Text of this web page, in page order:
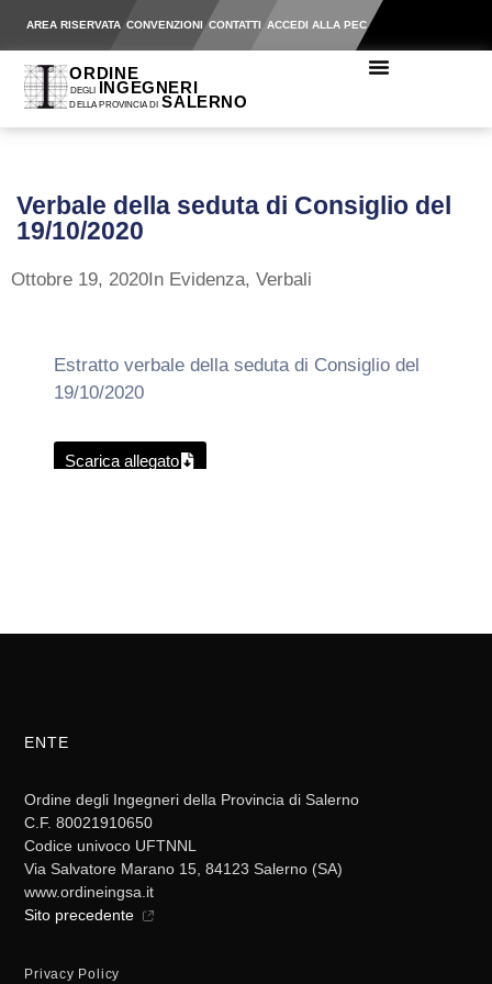
AREA RISERVATA CONVENZIONI CONTATTI ACCEDI ALLA PEC
Verbale della seduta di Consiglio del
19/10/2020
Ottobre 19, 2020In Evidenza, Verbali
Estratto verbale della seduta di Consiglio del
19/10/2020
Scarica allegato
ENTE
Ordine degli Ingegneri della Provincia di Salerno
C.F. 80021910650
Codice univoco UFTNNL
Via Salvatore Marano 15, 84123 Salerno (SA)
www.ordineingsa.it
Sito precedente
Privacy Policy